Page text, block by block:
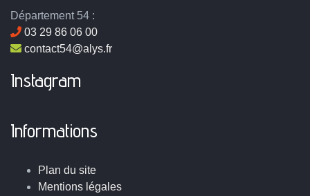
Département 54 :
03 29 86 06 00
contact54@alys.fr
Instagram
Informations
Plan du site
Mentions légales